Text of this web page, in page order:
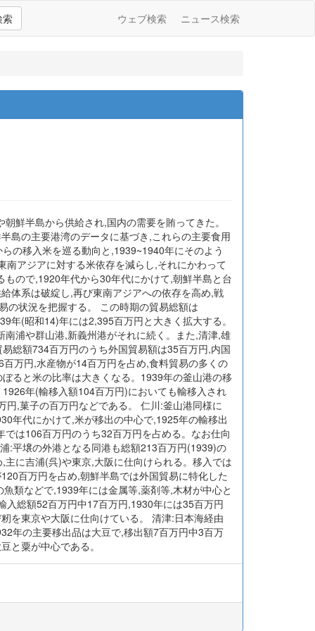
索 ウェブ検索 ニュース検索
鮮半島から供給され,国内の需要を賄ってきた。
島の主要港湾のデータに基づき,これらの主要食用
の移入米を巡る動向と,1939~1940年にそのよう
アジアに対する米依存を減らし,それにかわって
ので,1920年代から30年代にかけて,朝鮮半島と台
体系は破綻し,再び東南アジアへの依存を高め,戦
の状況を把握する。 この時期の貿易総額は
(昭和14)年には2,395百万円と大きく拡大する。
浦や群山港,新義州港がそれに続く。また,清津,雄
総額734百万円のうち外国貿易額は35百万円,内国
万円,水産物が14百万円を占め,食料貿易の多くの
ると米の比率は大きくなる。1939年の釜山港の移
年(輸移入額104百万円)においても輸移入され
,菓子の百万円などである。 仁川:釜山港同様に
年代にかけて,米が移出の中心で,1925年の輸移出
は106百万円のうち32百万円を占める。なお仕向
:平壌の外港となる同港も総額213百万円(1939)の
に吉浦(呉)や東京,大阪に仕向けられる。移入では
百万円を占め,朝鮮半島では外国貿易に特化した
類などで,1939年には金属等,薬剤等,木材が中心と
入総額52百万円中17百万円,1930年には35百万円
を東京や大阪に仕向けている。 清津:日本海経由
年の主要移出品は大豆で,移出額7百万円中3百万
と粟が中心である。